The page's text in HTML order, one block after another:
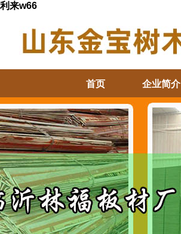
利来w66
首页 企业简介